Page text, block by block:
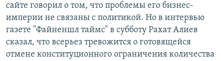
сайте говорил о том, что проблемы его бизнес-
империи не связаны с политикой. Но в интервью
газете "Файненшл таймс" в субботу Рахат Алиев
сказал, что всерьез тревожится о готовящейся
отмене конституционного ограничения количества